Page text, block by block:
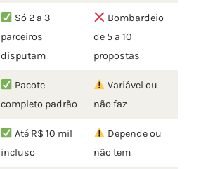
Só 2 a 3
parceiros
disputam
Bombardeio
de 5 a 10
propostas
Pacote
completo padrão
Variável ou
não faz
Até R$ 10 mil
incluso
Depende ou
não tem